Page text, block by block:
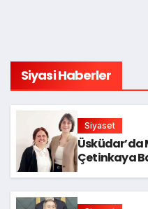
Siyasi Haberler
Siyaset
Üsküdar’da
Çetinkaya